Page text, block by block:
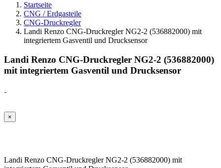
Startseite
CNG / Erdgasteile
CNG-Druckregler
Landi Renzo CNG-Druckregler NG2-2 (536882000) mit
integriertem Gasventil und Drucksensor
Landi Renzo CNG-Druckregler NG2-2 (536882000)
mit integriertem Gasventil und Drucksensor
×
Landi Renzo CNG-Druckregler NG2-2 (536882000) mit